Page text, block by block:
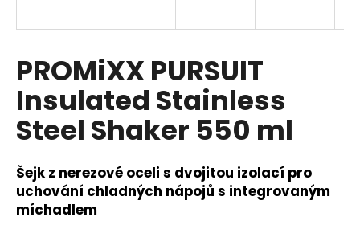
PROMiXX PURSUIT
Insulated Stainless
Steel Shaker 550 ml
Šejk z nerezové oceli s dvojitou izolací pro
uchování chladných nápojů s integrovaným
míchadlem
í
t
?
HLEDAT